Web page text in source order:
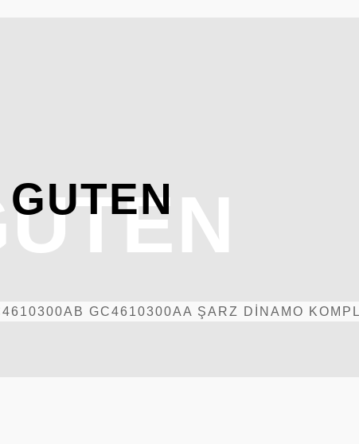
GUTEN
GC4610300AA ŞARZ DİNAMO